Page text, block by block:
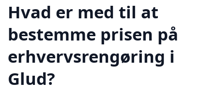
Hvad er med til at
bestemme prisen på
erhvervsrengøring i
Glud?